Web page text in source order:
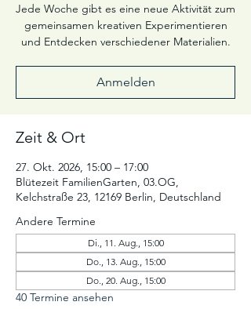
Jede Woche gibt es eine neue Aktivität zum
gemeinsamen kreativen Experimentieren
und Entdecken verschiedener Materialien.
Anmelden
Zeit & Ort
27. Okt. 2026, 15:00 – 17:00
Blütezeit FamilienGarten, 03.OG,
Kelchstraße 23, 12169 Berlin, Deutschland
Andere Termine
Di., 11. Aug., 15:00
Do., 13. Aug., 15:00
Do., 20. Aug., 15:00
40 Termine ansehen